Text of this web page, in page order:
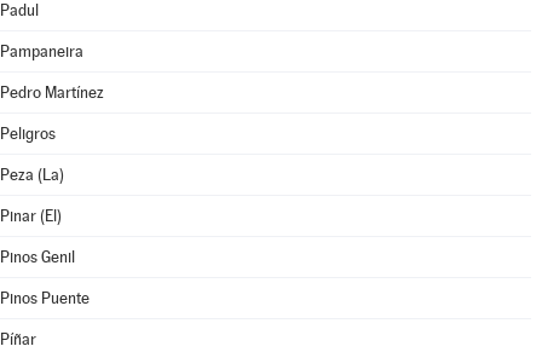
Padul
Pampaneira
Pedro Martínez
Peligros
Peza (La)
Pinar (El)
Pinos Genil
Pinos Puente
Píñar